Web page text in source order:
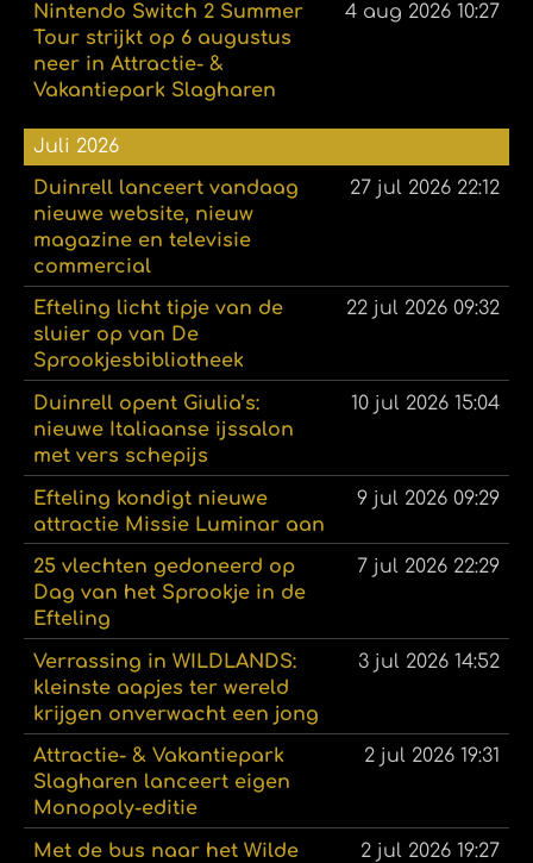
Nintendo Switch 2 Summer
Tour strijkt op 6 augustus
neer in Attractie- &
Vakantiepark Slagharen
4 aug 2026 10:27
Juli 2026
Duinrell lanceert vandaag
nieuwe website, nieuw
magazine en televisie
commercial
27 jul 2026 22:12
Efteling licht tipje van de
sluier op van De
Sprookjesbibliotheek
22 jul 2026 09:32
Duinrell opent Giulia’s:
nieuwe Italiaanse ijssalon
met vers schepijs
10 jul 2026 15:04
Efteling kondigt nieuwe
attractie Missie Luminar aan
9 jul 2026 09:29
25 vlechten gedoneerd op
Dag van het Sprookje in de
Efteling
7 jul 2026 22:29
Verrassing in WILDLANDS:
kleinste aapjes ter wereld
krijgen onverwacht een jong
3 jul 2026 14:52
Attractie- & Vakantiepark
Slagharen lanceert eigen
Monopoly-editie
2 jul 2026 19:31
Met de bus naar het Wilde
2 jul 2026 19:27